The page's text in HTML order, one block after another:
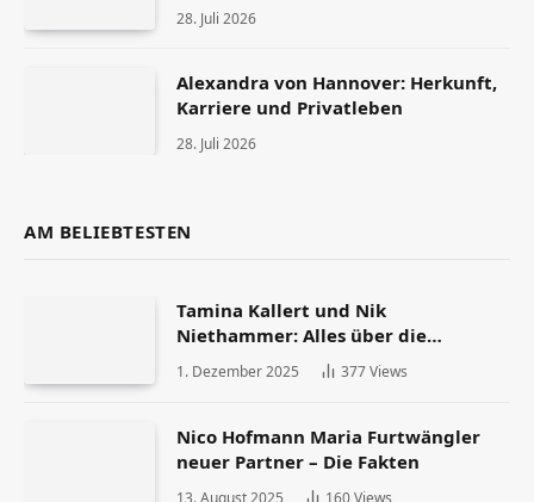
28. Juli 2026
Alexandra von Hannover: Herkunft,
Karriere und Privatleben
28. Juli 2026
AM BELIEBTESTEN
Tamina Kallert und Nik
Niethammer: Alles über die
Scheidung und ihr Leben danach
1. Dezember 2025 377Views
Nico Hofmann Maria Furtwängler
neuer Partner – Die Fakten
13. August 2025 160Views